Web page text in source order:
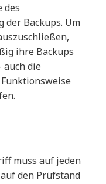
des
Backups. Um
ihre Backups
auch die
muss auf jeden
den Prüfstand